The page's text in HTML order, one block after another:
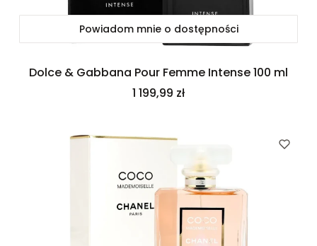
Powiadom mnie o dostępności
Dolce & Gabbana Pour Femme Intense 100 ml
Cena
1 199,99 zł